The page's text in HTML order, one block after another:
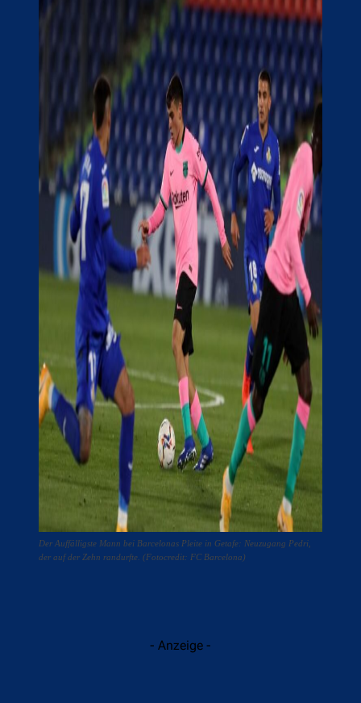
Der Auffälligste Mann bei Barcelonas Pleite in Getafe: Neuzugang Pedri,
der auf der Zehn randurfte. (Fotocredit: FC Barcelona)
- Anzeige -